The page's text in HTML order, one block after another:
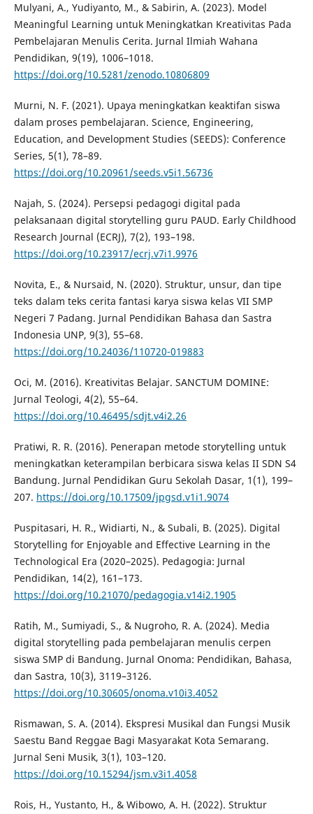
Mulyani, A., Yudiyanto, M., & Sabirin, A. (2023). Model
Meaningful Learning untuk Meningkatkan Kreativitas Pada
Pembelajaran Menulis Cerita. Jurnal Ilmiah Wahana
Pendidikan, 9(19), 1006–1018.
https://doi.org/10.5281/zenodo.10806809
Murni, N. F. (2021). Upaya meningkatkan keaktifan siswa
dalam proses pembelajaran. Science, Engineering,
Education, and Development Studies (SEEDS): Conference
Series, 5(1), 78–89.
https://doi.org/10.20961/seeds.v5i1.56736
Najah, S. (2024). Persepsi pedagogi digital pada
pelaksanaan digital storytelling guru PAUD. Early Childhood
Research Journal (ECRJ), 7(2), 193–198.
https://doi.org/10.23917/ecrj.v7i1.9976
Novita, E., & Nursaid, N. (2020). Struktur, unsur, dan tipe
teks dalam teks cerita fantasi karya siswa kelas VII SMP
Negeri 7 Padang. Jurnal Pendidikan Bahasa dan Sastra
Indonesia UNP, 9(3), 55–68.
https://doi.org/10.24036/110720-019883
Oci, M. (2016). Kreativitas Belajar. SANCTUM DOMINE:
Jurnal Teologi, 4(2), 55–64.
https://doi.org/10.46495/sdjt.v4i2.26
Pratiwi, R. R. (2016). Penerapan metode storytelling untuk
meningkatkan keterampilan berbicara siswa kelas II SDN S4
Bandung. Jurnal Pendidikan Guru Sekolah Dasar, 1(1), 199–
207. https://doi.org/10.17509/jpgsd.v1i1.9074
Puspitasari, H. R., Widiarti, N., & Subali, B. (2025). Digital
Storytelling for Enjoyable and Effective Learning in the
Technological Era (2020–2025). Pedagogia: Jurnal
Pendidikan, 14(2), 161–173.
https://doi.org/10.21070/pedagogia.v14i2.1905
Ratih, M., Sumiyadi, S., & Nugroho, R. A. (2024). Media
digital storytelling pada pembelajaran menulis cerpen
siswa SMP di Bandung. Jurnal Onoma: Pendidikan, Bahasa,
dan Sastra, 10(3), 3119–3126.
https://doi.org/10.30605/onoma.v10i3.4052
Rismawan, S. A. (2014). Ekspresi Musikal dan Fungsi Musik
Saestu Band Reggae Bagi Masyarakat Kota Semarang.
Jurnal Seni Musik, 3(1), 103–120.
https://doi.org/10.15294/jsm.v3i1.4058
Rois, H., Yustanto, H., & Wibowo, A. H. (2022). Struktur